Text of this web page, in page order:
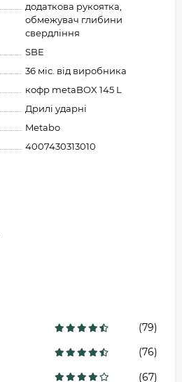
додаткова рукоятка,
обмежувач глибини
свердління
SBE
36 міс. від виробника
кофр metaBOX 145 L
Дрилі ударні
Metabo
4007430313010
(79)
(76)
(67)